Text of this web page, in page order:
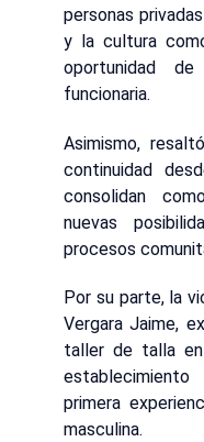
personas
y la cultura
oportunidad
funcionaria.
Asimismo,
continuidad
consolidan
nuevas
procesos
Por su parte, la
Vergara Jaime,
taller de talla
primera
masculina.